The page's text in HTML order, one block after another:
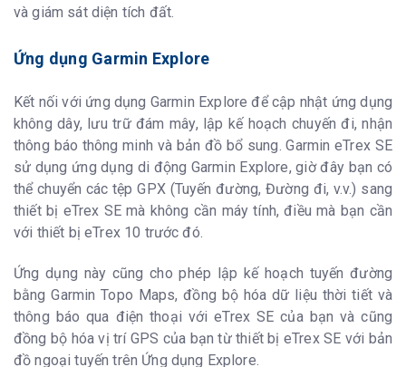
và giám sát diện tích đất.
Ứng dụng Garmin Explore
Kết nối với ứng dụng Garmin Explore để cập nhật ứng dụng
không dây, lưu trữ đám mây, lập kế hoạch chuyến đi, nhận
thông báo thông minh và bản đồ bổ sung. Garmin eTrex SE
sử dụng ứng dụng di động Garmin Explore, giờ đây bạn có
thể chuyển các tệp GPX (Tuyến đường, Đường đi, v.v.) sang
thiết bị eTrex SE mà không cần máy tính, điều mà bạn cần
với thiết bị eTrex 10 trước đó.
Ứng dụng này cũng cho phép lập kế hoạch tuyến đường
bằng Garmin Topo Maps, đồng bộ hóa dữ liệu thời tiết và
thông báo qua điện thoại với eTrex SE của bạn và cũng
đồng bộ hóa vị trí GPS của bạn từ thiết bị eTrex SE với bản
đồ ngoại tuyến trên Ứng dụng Explore.